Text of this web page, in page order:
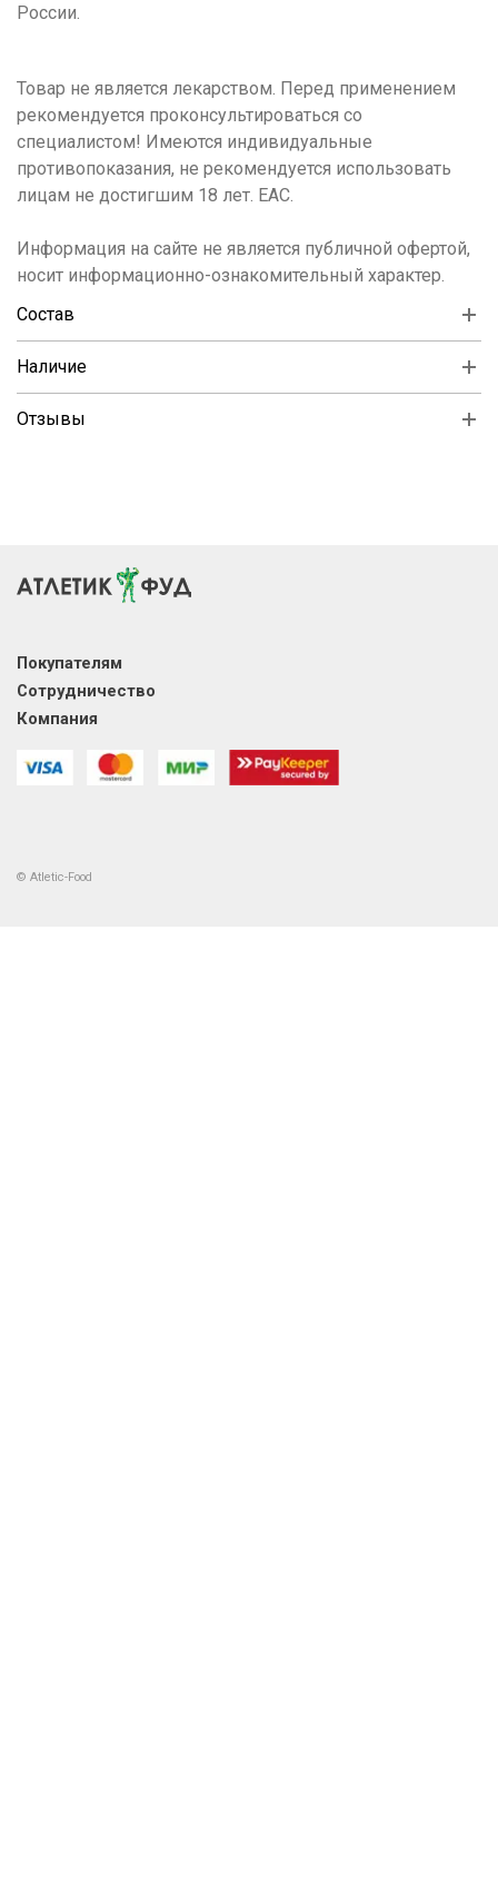
России.
Товар не является лекарством. Перед применением
рекомендуется проконсультироваться со
специалистом! Имеются индивидуальные
противопоказания, не рекомендуется использовать
лицам не достигшим 18 лет. ЕАС.
Информация на сайте не является публичной офертой,
носит информационно-ознакомительный характер.
Состав
Наличие
Отзывы
Покупателям
Сотрудничество
Компания
© Atletic-Food